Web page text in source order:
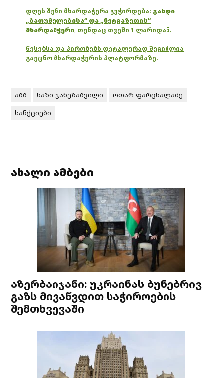
დღეს შენი მხარდაჭერა გვჭირდება: გახდი
„ბათუმელებისა“ და „ნეტგაზეთის“
მხარდამჭერი, თუნდაც თვეში 1 ლარიდან.
წესებსა და პირობებს დეტალურად შეგიძლია
გაეცნო მხარდაჭერის პლატფორმაზე.
აშშ ნაზი ჯანეზაშვილი
ოთარ ფარცხალაძე
სანქციები
ახალი ამბები
აზერბაიჯანი: უკრაინას ბუნებრივ
გაზს მივაწვდით საჭიროების
შემთხვევაში